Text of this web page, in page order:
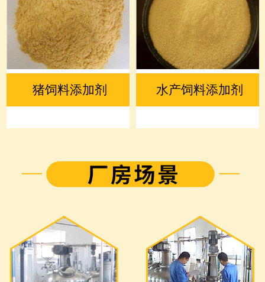
猪饲料添加剂 水产饲料添加剂